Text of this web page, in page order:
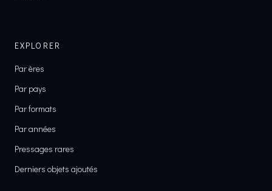
EXPLORER
Par ères
Par pays
Par formats
Par années
Pressages rares
Derniers objets ajoutés